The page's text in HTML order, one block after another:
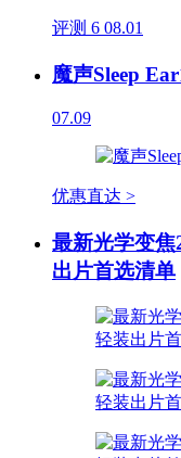
评测 6 08.01
魔声Sleep
07.09
优惠直达 >
最新光学变
出片首选清单